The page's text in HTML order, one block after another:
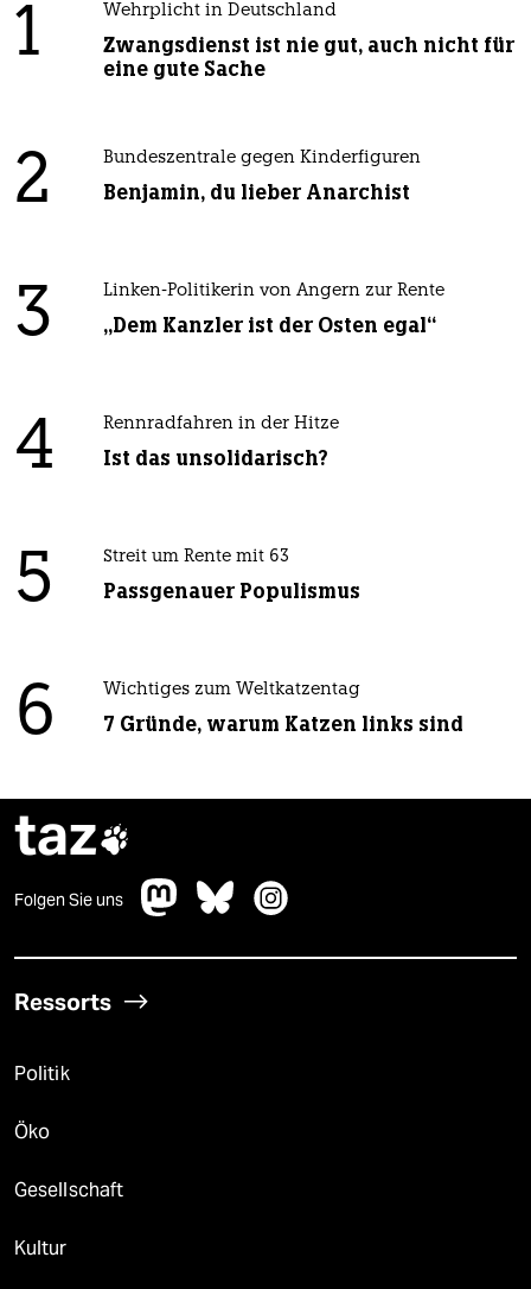
1 Wehrplicht in Deutschland
Zwangsdienst ist nie gut, auch nicht für
eine gute Sache
2 Bundeszentrale gegen Kinderfiguren
Benjamin, du lieber Anarchist
3 Linken-Politikerin von Angern zur Rente
„Dem Kanzler ist der Osten egal“
4 Rennradfahren in der Hitze
Ist das unsolidarisch?
5 Streit um Rente mit 63
Passgenauer Populismus
6 Wichtiges zum Weltkatzentag
7 Gründe, warum Katzen links sind
taz
Folgen Sie uns
Ressorts
Politik
Öko
Gesellschaft
Kultur